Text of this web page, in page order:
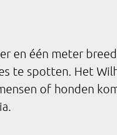
en één meter
te spotten. Het
of honden